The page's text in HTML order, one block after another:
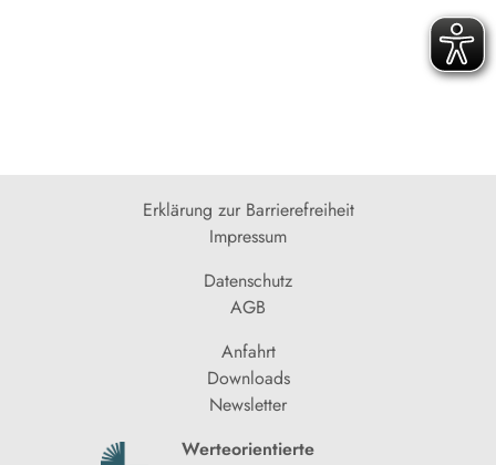
Erklärung zur Barrierefreiheit
Impressum
Datenschutz
AGB
Anfahrt
Downloads
Newsletter
Werteorientierte